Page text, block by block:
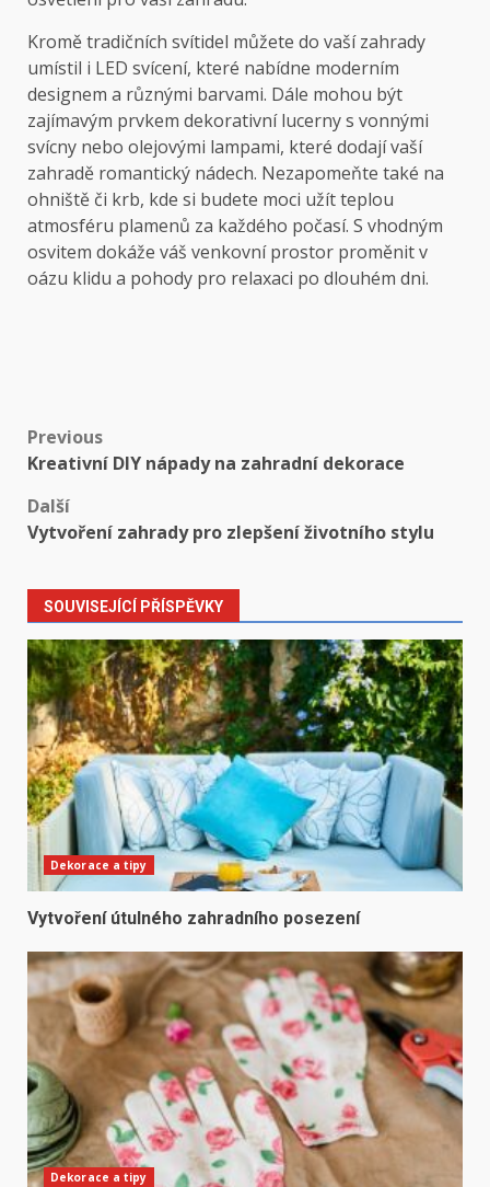
Kromě tradičních svítidel můžete do vaší zahrady
umístil i LED svícení, které nabídne moderním
designem a různými barvami. Dále mohou být
zajímavým prvkem dekorativní lucerny s vonnými
svícny nebo olejovými lampami, které dodají vaší
zahradě romantický nádech. Nezapomeňte také na
ohniště či krb, kde si budete moci užít teplou
atmosféru plamenů za každého počasí. S vhodným
osvitem dokáže váš venkovní prostor proměnit v
oázu klidu a pohody pro relaxaci po dlouhém dni.
Post
navigation
Previous
Kreativní DIY nápady na zahradní dekorace
Další
Vytvoření zahrady pro zlepšení životního stylu
SOUVISEJÍCÍ PŘÍSPĚVKY
Dekorace a tipy
Vytvoření útulného zahradního posezení
Dekorace a tipy